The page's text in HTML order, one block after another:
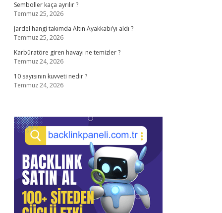
Semboller kaça ayrılır ?
Temmuz 25, 2026
Jardel hangi takımda Altın Ayakkabı’yı aldı ?
Temmuz 25, 2026
Karbüratöre giren havayı ne temizler ?
Temmuz 24, 2026
10 sayısının kuvveti nedir ?
Temmuz 24, 2026